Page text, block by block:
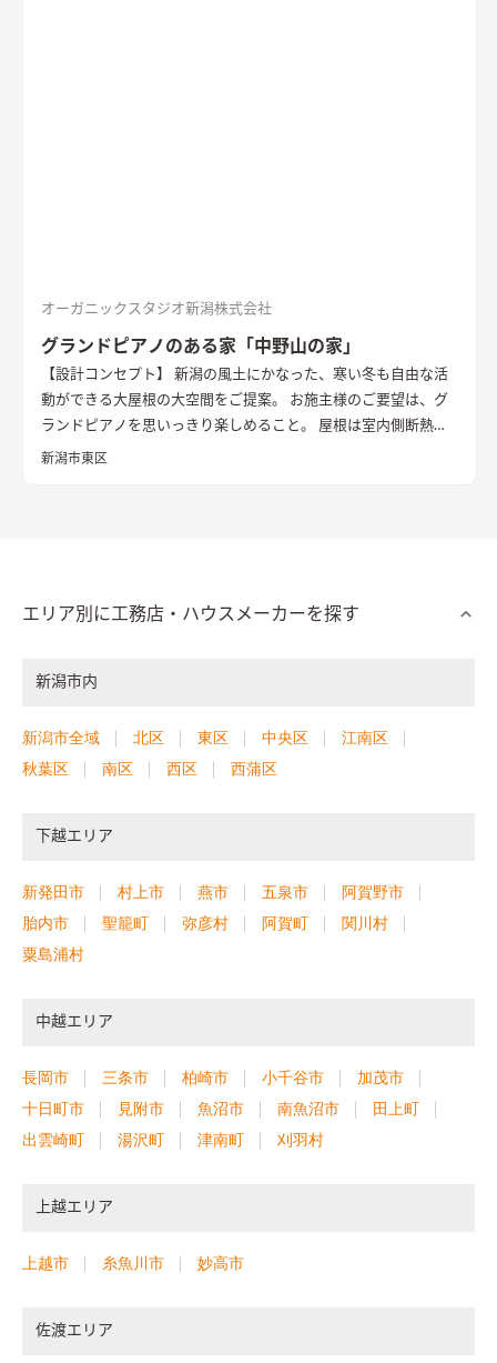
オーガニックスタジオ新潟株式会社
グランドピアノのある家「中野山の家」
【設計コンセプト】 新潟の風土にかなった、寒い冬も自由な活
動ができる大屋根の大空間をご提案。 お施主様のご要望は、グ
ランドピアノを思いっきり楽しめること。 屋根は室内側断熱材
を吸音材としても利用し、ピアノの響き過ぎを防止する。 温度
ピアノ演奏を楽しむことができる。 【住宅性能】 UA値＝
ｈ 暖房形式：床下エアコン 1台 冷房形式：ルームエアコ
費表示と同様にルールに則った試算なので、実際の光熱費を保証
するものではありません。 気象条件、暮らし方で変化します。
新潟市東区
エリア別に工務店・ハウスメーカーを探す
新潟市内
新潟市全域 北区 東区 中央区
江南区
秋葉区
南区 西区 西蒲区
下越エリア
新発田市 村上市 燕市 五泉市
阿賀野市
胎内市
聖籠町 弥彦村 阿賀町
関川村
粟島浦村
中越エリア
長岡市 三条市 柏崎市 小千谷市
加茂市
十日町市
見附市 魚沼市 南魚沼市
田上町
出雲崎町
湯沢町 津南町 刈羽村
上越エリア
上越市 糸魚川市 妙高市
佐渡エリア